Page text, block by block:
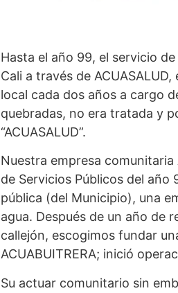
Hasta el año 99, el servicio
Cali a través de
local cada dos años a cargo
quebradas, no era tratada y
“ACUASALUD”.
Nuestra empresa
de Servicios Públicos del año
pública (del Municipio), una
agua. Después de un año de
callejón, escogimos fundar
ACUABUITRERA; inició
Su actuar comunitario sin